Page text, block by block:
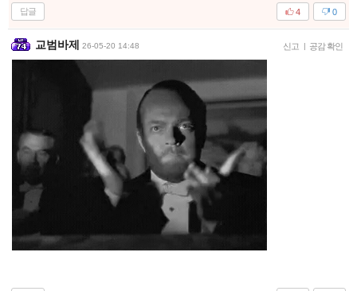
답글 0
4
교범바제 26-05-20 14:48 신고 | 공감 확인